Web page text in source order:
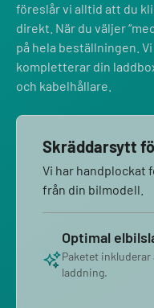
föreslår vi alltid att du
direkt. När du väljer
på hela beställningen.
kompletterar din
och kabelhållare.
Skräddarsytt
Vi har handplockat
från din bilmodell.
Optimal
Paketet
laddning.